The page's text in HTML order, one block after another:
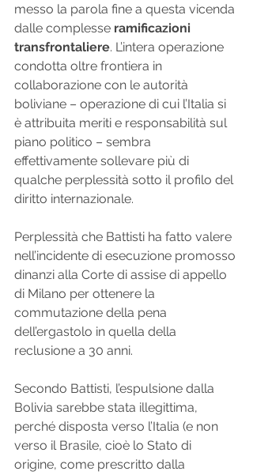
messo la parola fine a questa vicenda
dalle complesse ramificazioni
transfrontaliere. L’intera operazione
condotta oltre frontiera in
collaborazione con le autorità
boliviane – operazione di cui l’Italia si
è attribuita meriti e responsabilità sul
piano politico – sembra
effettivamente sollevare più di
qualche perplessità sotto il profilo del
diritto internazionale.
Perplessità che Battisti ha fatto valere
nell’incidente di esecuzione promosso
dinanzi alla Corte di assise di appello
di Milano per ottenere la
commutazione della pena
dell’ergastolo in quella della
reclusione a 30 anni.
Secondo Battisti, l’espulsione dalla
Bolivia sarebbe stata illegittima,
perché disposta verso l’Italia (e non
verso il Brasile, cioè lo Stato di
origine, come prescritto dalla